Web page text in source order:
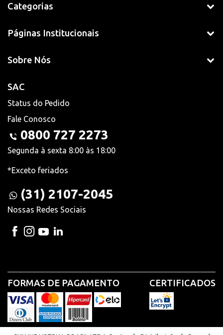
Categorias
Páginas Institucionais
Sobre Nós
SAC
Status do Pedido
Fale Conosco
0800 727 2273
Segunda à sexta 8:00 às 18:00
*Exceto feriados
(31) 2107-2045
Nossas Redes Sociais
FORMAS DE PAGAMENTO CERTIFICADOS